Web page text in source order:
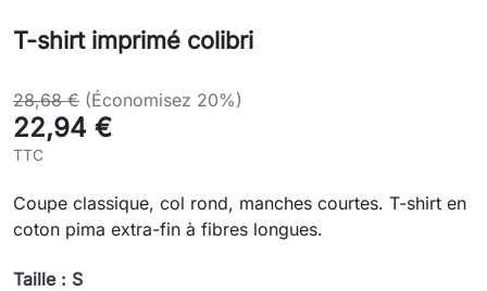
T-shirt imprimé colibri
28,68 € (Économisez 20%)
22,94 €
TTC
Coupe classique, col rond, manches courtes. T-shirt en
coton pima extra-fin à fibres longues.
Taille : S